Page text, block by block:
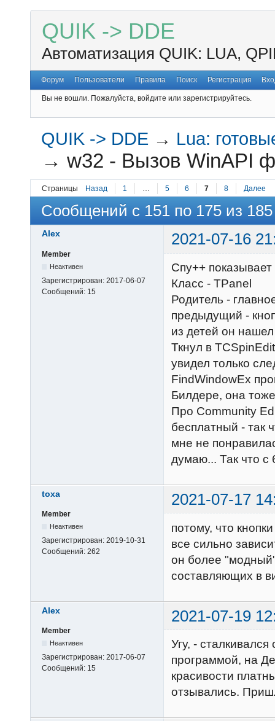
QUIK -> DDE
Автоматизация QUIK: LUA,
Форум Пользователи Правила Поиск Регистрация
Вы не вошли. Пожалуйста, войдите или зарегистрируйтесь.
QUIK -> DDE → Lua:
→w32 - Вызов WinAPI
Страницы Назад 1 5 6 7 8 Далее
Сообщений с 151 по 175 из 185
Alex 2021-07-16
Member
Неактивен
Зарегистрирован: 2017-06-07
Сообщений: 15
Спу++
Класс - TPanel
Родитель -
предыдущий -
из детей он
Ткнул в
увидел только
FindWindowEx
Билдере, она
Про Community
бесплатный - так
мне не
думаю... Так что
toxa 2021-07-17
Member
Неактивен
Зарегистрирован: 2019-10-31
Сообщений: 262
потому, что
все сильно
он более
составляющих в
Alex 2021-07-19
Member
Неактивен
Зарегистрирован: 2017-06-07
Сообщений: 15
Угу, -
программой, на
красивости
отзывались.